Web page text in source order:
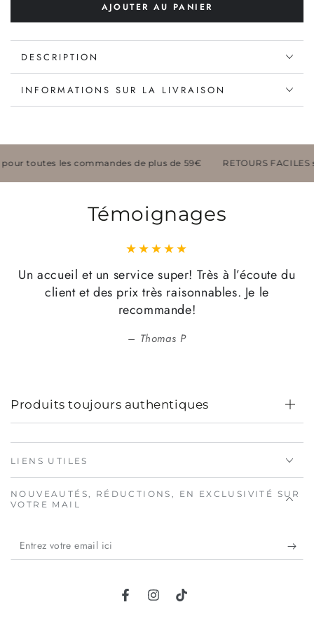
French
Avenue
-
Grecia
quantité
French
Avenue
-
Grecia
AJOUTER AU PANIER
DESCRIPTION
INFORMATIONS SUR LA LIVRAISON
toutes les commandes de plus de 59€ RETOURS FACILES
Témoignages
Un accueil et un service super! Très à l’écoute du
client et des prix très raisonnables. Je le
recommande!
Thomas P
Produits toujours authentiques
LIENS UTILES
NOUVEAUTÉS, RÉDUCTIONS, EN EXCLUSIVITÉ SUR
VOTRE MAIL
Entrez
votre
FacebookInstagramTikTok